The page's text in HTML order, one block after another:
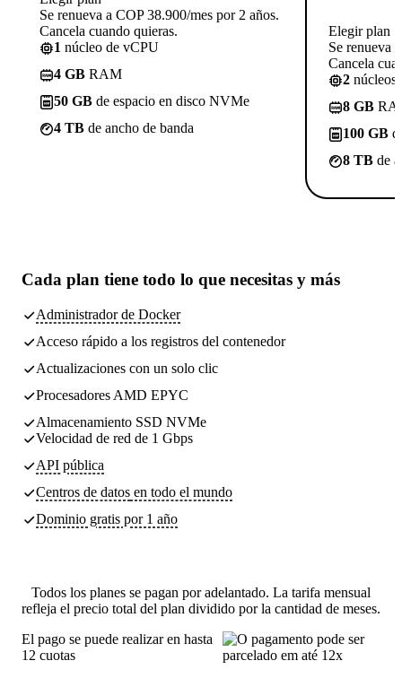
Se renueva a COP 38.900/mes por 2 años.
Cancela cuando quieras.
1 núcleo de vCPU
4 GB RAM
50 GB de espacio en disco NVMe
4 TB de ancho de banda
Elegir plan
Se renueva
Cancela
2 núcleos
8 GB
100 GB
8 TB de
Cada plan tiene todo lo que necesitas y más
Administrador de Docker
Acceso rápido a los registros del contenedor
Actualizaciones con un solo clic
Procesadores AMD EPYC
Almacenamiento SSD NVMe
Velocidad de red de 1 Gbps
API pública
Centros de datos en todo el mundo
Dominio gratis por 1 año
Todos los planes se pagan por adelantado. La tarifa mensual
refleja el precio total del plan dividido por la cantidad de meses.
El pago se puede realizar en hasta
12 cuotas